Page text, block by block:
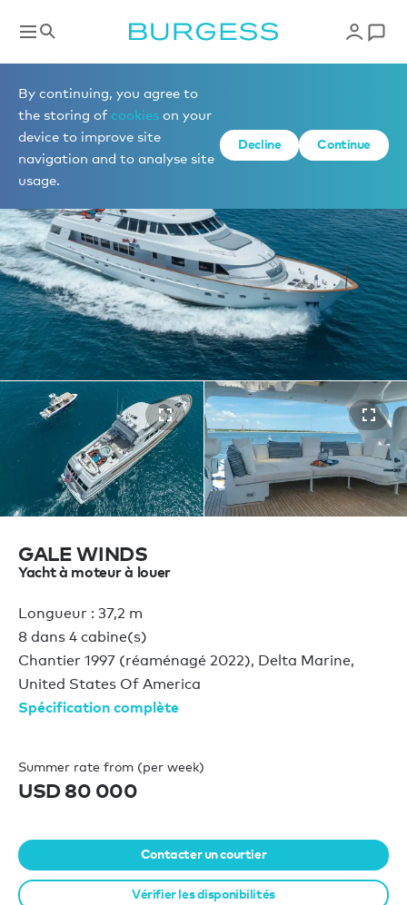
By continuing, you agree to
the storing of cookies on your
device to improve site
navigation and to analyse site
usage.
Decline Continue
Yachts à la location
1 de 22 photos
GALE WINDS
Yacht à moteur à louer
Longueur : 37,2 m
8 dans 4 cabine(s)
Chantier 1997 (réaménagé 2022), Delta Marine,
United States Of America
Spécification complète
Summer rate from (per week)
USD 80 000
Contacter un courtier
Vérifier les disponibilités